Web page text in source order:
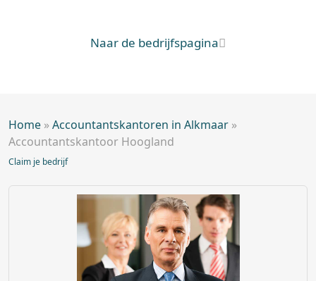
Naar de bedrijfspagina
Home »Accountantskantoren in Alkmaar »
Accountantskantoor Hoogland
Claim je bedrijf